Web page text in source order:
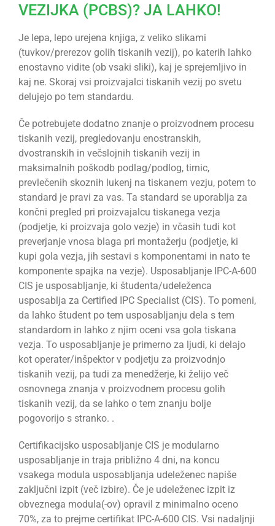
VEZIJKA (PCBS)? JA LAHKO!
Je lepa, lepo urejena knjiga, z veliko slikami
(tuvkov/prerezov golih tiskanih vezij), po katerih lahko
enostavno vidite (ob vsaki sliki), kaj je sprejemljivo in
kaj ne. Skoraj vsi proizvajalci tiskanih vezij po svetu
delujejo po tem standardu.
Če potrebujete dodatno znanje o proizvodnem procesu
tiskanih vezij, pregledovanju enostranskih,
dvostranskih in večslojnih tiskanih vezij in
maksimalnih poškodb podlag/podlog, tirnic,
prevlečenih skoznih lukenj na tiskanem vezju, potem to
standard je pravi za vas. Ta standard se uporablja za
končni pregled pri proizvajalcu tiskanega vezja
(podjetje, ki proizvaja golo vezje) in včasih tudi kot
preverjanje vnosa blaga pri montažerju (podjetje, ki
kupi gola vezja, jih sestavi s komponentami in nato te
komponente spajka na vezje). Usposabljanje IPC-A-600
CIS je usposabljanje, ki študenta/udeleženca
usposablja za Certified IPC Specialist (CIS). To pomeni,
da lahko študent po tem usposabljanju dela s tem
standardom in lahko z njim oceni vsa gola tiskana
vezja. To usposabljanje je primerno za ljudi, ki delajo
kot operater/inšpektor v podjetju za proizvodnjo
tiskanih vezij, pa tudi za menedžerje, ki želijo več
osnovnega znanja v proizvodnem procesu golih
tiskanih vezij, da se lahko o tem znanju bolje
pogovorijo s stranko. .
Certifikacijsko usposabljanje CIS je modularno
usposabljanje in traja približno 4 dni, na koncu
vsakega modula usposabljanja udeleženec napiše
zaključni izpit (več izbire). Če je udeleženec izpit iz
obveznega modula(-ov) opravil z minimalno oceno
70%, za to prejme certifikat IPC-A-600 CIS. Vsi nadaljnji